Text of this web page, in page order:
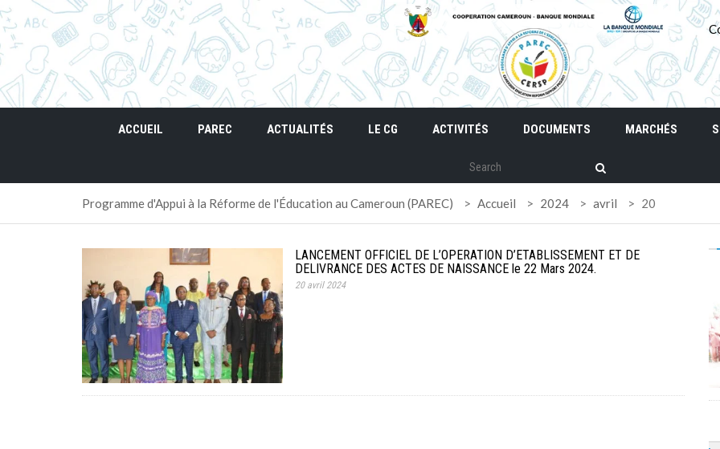
ACCUEIL PAREC ACTUALITÉS LE CG ACTIVITÉS DOCUMENTS MARCHÉS
Programme d'Appui à la Réforme de l'Éducation au Cameroun (PAREC) > Accueil > 2024 > avril > 20
LANCEMENT OFFICIEL DE L’OPERATION D’ETABLISSEMENT ET DE
DELIVRANCE DES ACTES DE NAISSANCE le 22 Mars 2024.
20 avril 2024